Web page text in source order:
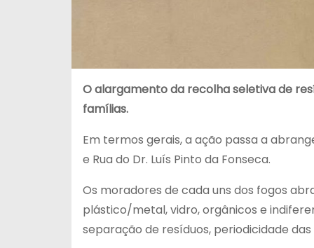
O alargamento da recolha seletiva de
famílias.
Em termos gerais, a ação passa a
e Rua do Dr. Luís Pinto da Fonseca.
Os moradores de cada uns dos fogos
plástico/metal, vidro, orgânicos e
separação de resíduos, periodicidade